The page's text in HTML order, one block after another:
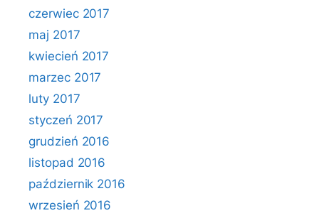
czerwiec 2017
maj 2017
kwiecień 2017
marzec 2017
luty 2017
styczeń 2017
grudzień 2016
listopad 2016
październik 2016
wrzesień 2016